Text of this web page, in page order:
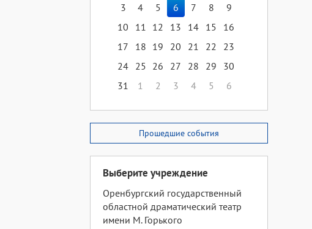
3
4 5 6 7 8
9
10
11 12 13 14 15
16
17
18 19 20 21 22
23
24 25 26 27 28 29
30
31
1 2 3 4 5 6
Прошедшие события
Выберите учреждение
Оренбургский государственный
областной драматический театр
имени М. Горького